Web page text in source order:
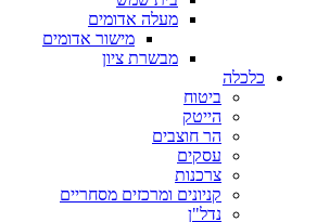
מעלה אדומים
מישור אדומים
מבשרת ציון
כלכלה
ביטוח
הייטק
הר חוצבים
עסקים
צרכנות
קניונים ומרכזים מסחריים
נדל"ן